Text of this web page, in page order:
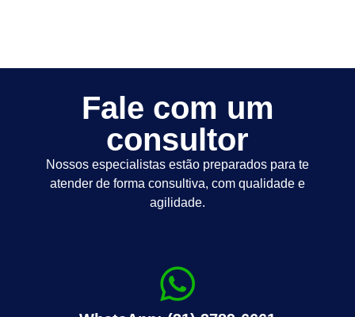
Fale com um
consultor
Nossos especialistas estão preparados para te
atender de forma consultiva, com qualidade e
agilidade.